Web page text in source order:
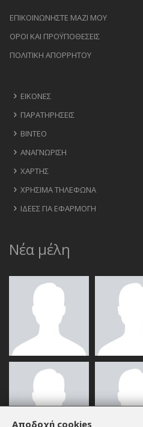
ΕΠΙΚΟΙΝΩΝΉΣΤΕ ΜΑΖΊ ΜΟΥ
ΟΡΟΙ ΚΑΙ ΠΡΟΫΠΟΘΈΣΕΙΣ
ΠΟΛΙΤΙΚΉ ΑΠΟΡΡΉΤΟΥ
ΕΙΚΌΝΕΣ
ΠΑΡΑΤΗΡΉΣΕΙΣ
ΒΊΝΤΕΟ
ΑΝΑΓΝΏΡΙΣΗ
ΧΆΡΤΗΣ
ΧΡΉΣΙΜΑ ΤΗΛΈΦΩΝΑ
ΙΔΈΕΣ ΓΙΑ ΕΦΑΡΜΟΓΉ
Νέα μέλη
Αποδοχή cookies